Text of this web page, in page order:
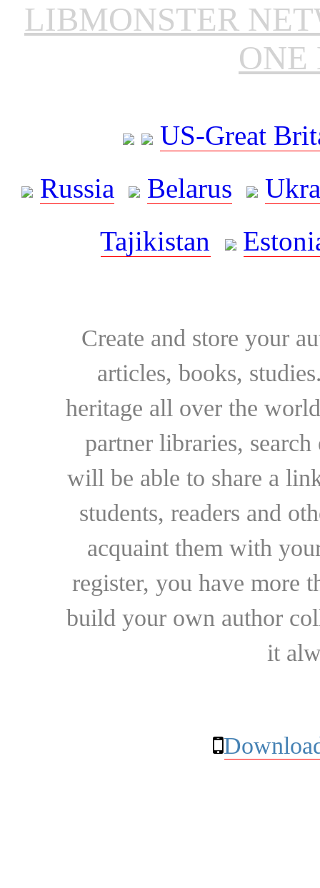
LIBMONSTER
ONE
US-Great
Russia
Belarus
Tajikistan
Create and store your
articles, books,
heritage all over the
partner libraries,
will be able to share a
students, readers and
acquaint them with
register, you have more
build your own author
it